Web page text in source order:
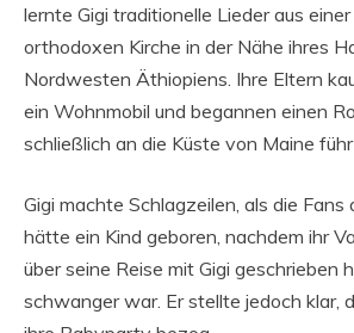
lernte Gigi traditionelle Lieder aus
orthodoxen Kirche in der Nähe ihres
Nordwesten Äthiopiens. Ihre Eltern
ein Wohnmobil und begannen einen
schließlich an die Küste von Maine
Gigi machte Schlagzeilen, als die Fans
hätte ein Kind geboren, nachdem ihr
über seine Reise mit Gigi geschrieben
schwanger war. Er stellte jedoch klar,